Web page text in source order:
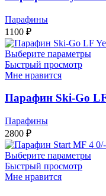
Парафины
1100 ₽
Выберите параметры
Быстрый просмотр
Мне нравится
Парафин Ski-Go
Парафины
2800 ₽
Выберите параметры
Быстрый просмотр
Мне нравится